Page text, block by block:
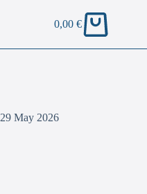
0,00€
29 May 2026